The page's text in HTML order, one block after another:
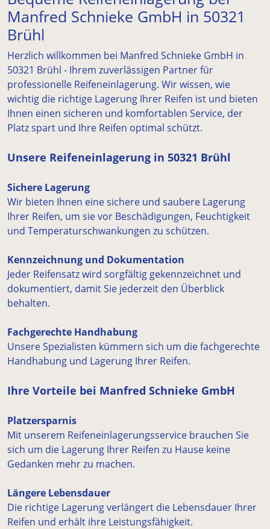
Manfred Schnieke GmbH in 50321
Brühl
Herzlich willkommen bei Manfred Schnieke GmbH in
50321 Brühl - Ihrem zuverlässigen Partner für
professionelle Reifeneinlagerung. Wir wissen, wie
wichtig die richtige Lagerung Ihrer Reifen ist und bieten
Ihnen einen sicheren und komfortablen Service, der
Platz spart und Ihre Reifen optimal schützt.
Unsere Reifeneinlagerung in 50321 Brühl
Sichere Lagerung
Wir bieten Ihnen eine sichere und saubere Lagerung
Ihrer Reifen, um sie vor Beschädigungen, Feuchtigkeit
und Temperaturschwankungen zu schützen.
Kennzeichnung und Dokumentation
Jeder Reifensatz wird sorgfältig gekennzeichnet und
dokumentiert, damit Sie jederzeit den Überblick
behalten.
Fachgerechte Handhabung
Unsere Spezialisten kümmern sich um die fachgerechte
Handhabung und Lagerung Ihrer Reifen.
Ihre Vorteile bei Manfred Schnieke GmbH
Platzersparnis
Mit unserem Reifeneinlagerungsservice brauchen Sie
sich um die Lagerung Ihrer Reifen zu Hause keine
Gedanken mehr zu machen.
Längere Lebensdauer
Die richtige Lagerung verlängert die Lebensdauer Ihrer
Reifen und erhält ihre Leistungsfähigkeit.